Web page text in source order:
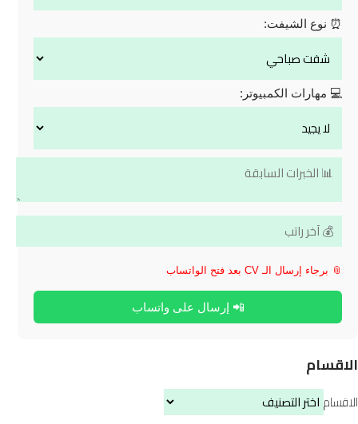
⏰ نوع الشيفت:
💻 مهارات الكمبيوتر:
📎 برجاء إرسال الـ CV بعد فتح الواتساب
📲 إرسال على واتساب
الاقسام
الاقسام